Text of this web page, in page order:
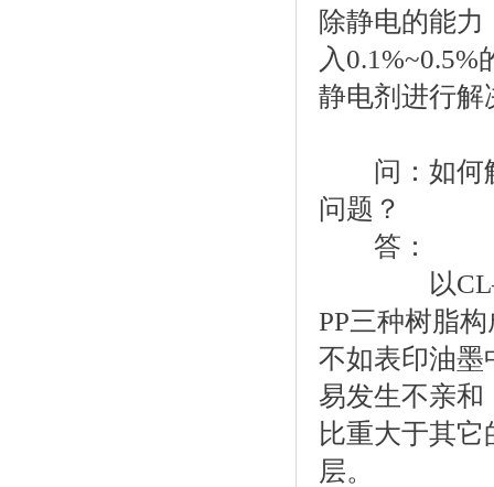
除静电的能
入
静电剂进行解
问：如何解
问题？
答：
以CL—PP
PP三种树脂
不如表印油墨
易发生不亲和
比重大于其
层。